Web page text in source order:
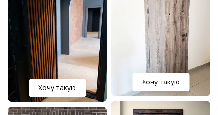
Хочу такую
Хочу такую